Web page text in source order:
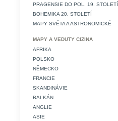
PRAGENSIE DO POL. 19. STOLETÍ
BOHEMIKA 20. STOLETÍ
MAPY SVĚTA A ASTRONOMICKÉ
MAPY A VEDUTY CIZINA
AFRIKA
POLSKO
NĚMECKO
FRANCIE
SKANDINÁVIE
BALKÁN
ANGLIE
ASIE